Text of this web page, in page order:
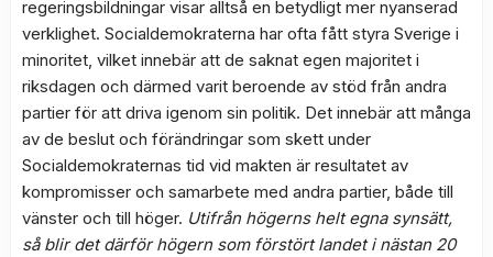
regeringsbildningar visar alltså en betydligt mer nyanserad
verklighet. Socialdemokraterna har ofta fått styra Sverige i
minoritet, vilket innebär att de saknat egen majoritet i
riksdagen och därmed varit beroende av stöd från andra
partier för att driva igenom sin politik. Det innebär att många
av de beslut och förändringar som skett under
Socialdemokraternas tid vid makten är resultatet av
kompromisser och samarbete med andra partier, både till
vänster och till höger. Utifrån högerns helt egna synsätt,
så blir det därför högern som förstört landet i nästan 20